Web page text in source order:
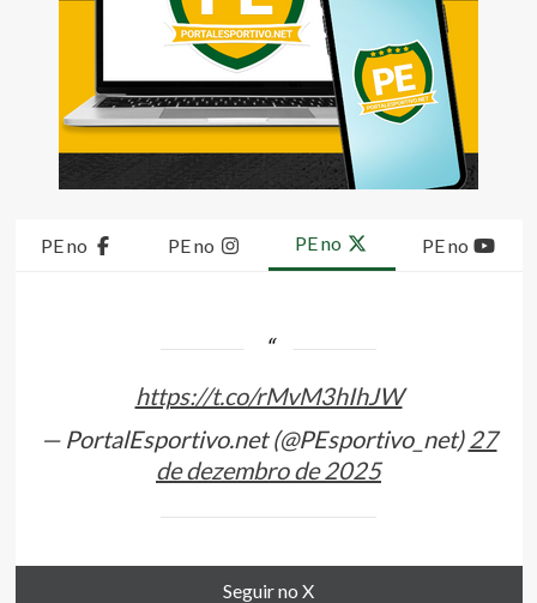
PE no PE no PE no PE no
https://t.co/rMvM3hIhJW
— PortalEsportivo.net (@PEsportivo_net)27
de dezembro de 2025
Seguir no X